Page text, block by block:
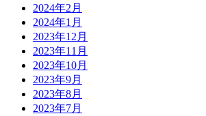
2024年2月
2024年1月
2023年12月
2023年11月
2023年10月
2023年9月
2023年8月
2023年7月